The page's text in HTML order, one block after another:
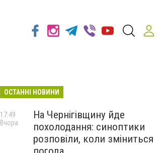
ОСТАННІ НОВИНИ
На Чернігівщину йде
похолодання: синоптики
розповіли, коли зміниться
17:49
Вчора